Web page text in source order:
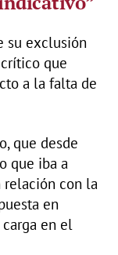
su exclusión
que
a la falta de
que desde
que iba a
relación con la
en
en el